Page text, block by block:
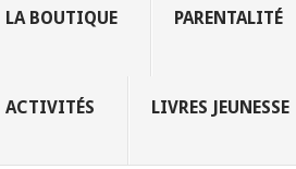
LA BOUTIQUE PARENTALITÉ
ACTIVITÉS LIVRES JEUNESSE